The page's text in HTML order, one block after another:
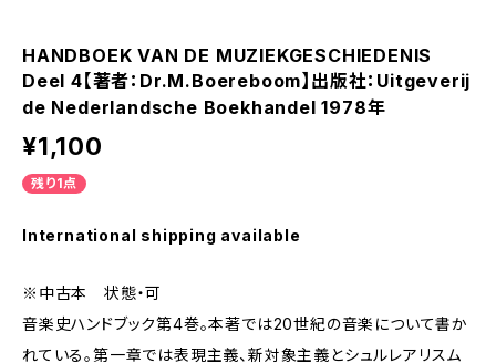
HANDBOEK VAN DE MUZIEKGESCHIEDENIS
Deel 4【著者：Dr.M.Boereboom】出版社：Uitgeverij
de Nederlandsche Boekhandel 1978年
¥1,100
残り1点
International shipping available
※中古本 状態・可
音楽史ハンドブック第4巻。本著では20世紀の音楽について書か
れている。第一章では表現主義、新対象主義とシュルレアリスム